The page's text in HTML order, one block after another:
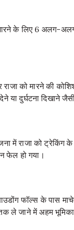
के लिए 6 अलग-
को मारने की
दुर्घटना दिखाने
में राजा को ट्रेकिंग
फेल हो गया।
फॉल्स के पास
ले जाने में अहम भूमिका